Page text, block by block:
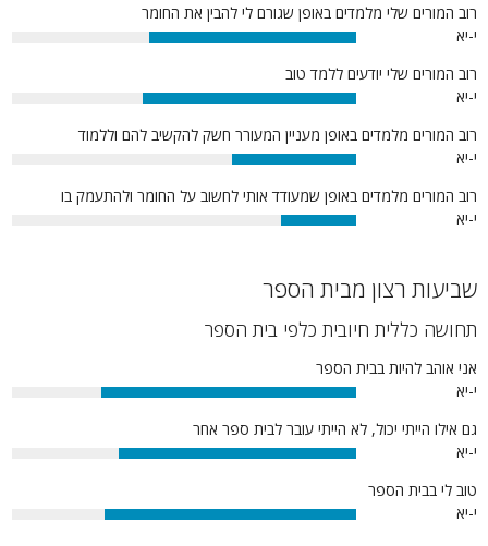
רוב המורים שלי מלמדים באופן שגורם לי להבין את החומר
י-יא
60%
רוב המורים שלי יודעים ללמד טוב
י-יא
62%
רוב המורים מלמדים באופן מעניין המעורר חשק להקשיב להם וללמוד
י-יא
36%
רוב המורים מלמדים באופן שמעודד אותי לחשוב על החומר ולהתעמק בו
י-יא
22%
שביעות רצון מבית הספר
תחושה כללית חיובית כלפי בית הספר
אני אוהב להיות בבית הספר
י-יא
74%
גם אילו הייתי יכול, לא הייתי עובר לבית ספר אחר
י-יא
69%
טוב לי בבית הספר
י-יא
73%